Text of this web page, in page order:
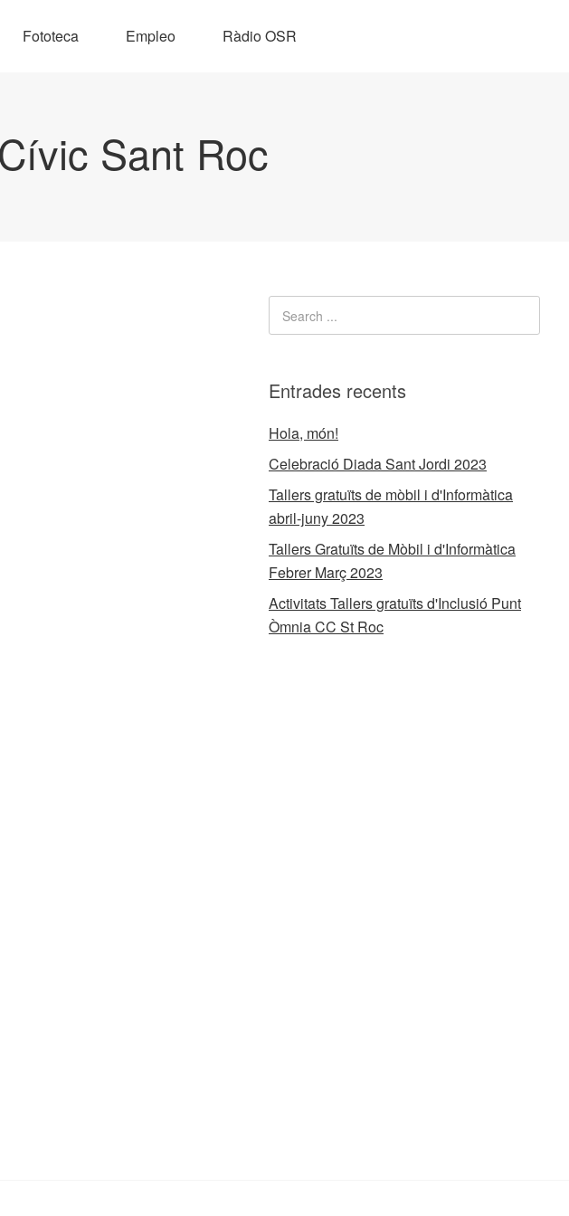
Fototeca Empleo Ràdio OSR
Sant Roc
Entrades recents
Hola, món!
Celebració Diada Sant Jordi 2023
Tallers gratuïts de mòbil i d'Informàtica
abril-juny 2023
Tallers Gratuïts de Mòbil i d'Informàtica
Febrer Març 2023
Activitats Tallers gratuïts d'Inclusió Punt
Òmnia CC St Roc